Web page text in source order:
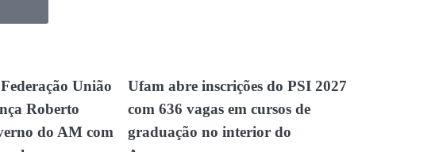
União
Roberto
do AM com
Ufam abre inscrições do PSI 2027
com 636 vagas em cursos de
graduação no interior do